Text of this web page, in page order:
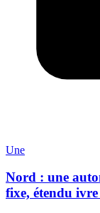
Une
Nord : une
fixe, étendu ivre